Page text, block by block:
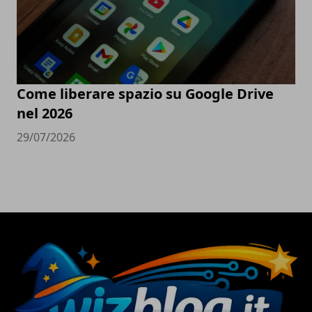
Come liberare spazio su Google Drive
nel 2026
29/07/2026